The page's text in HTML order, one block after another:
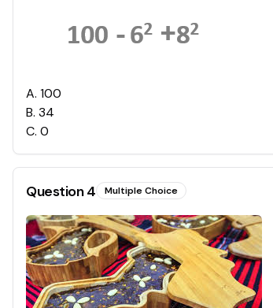
A. 100
B. 34
C. 0
Question4 Multiple Choice